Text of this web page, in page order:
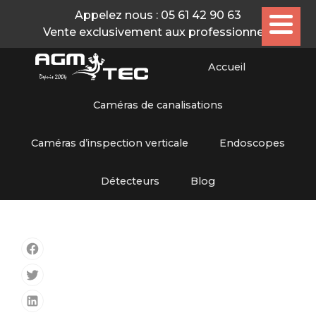
Appelez nous : 05 61 42 90 63
Vente exclusivement aux professionnels
Accueil
Caméras de canalisations
Caméras d’inspection verticale Endoscopes
Détecteurs Blog